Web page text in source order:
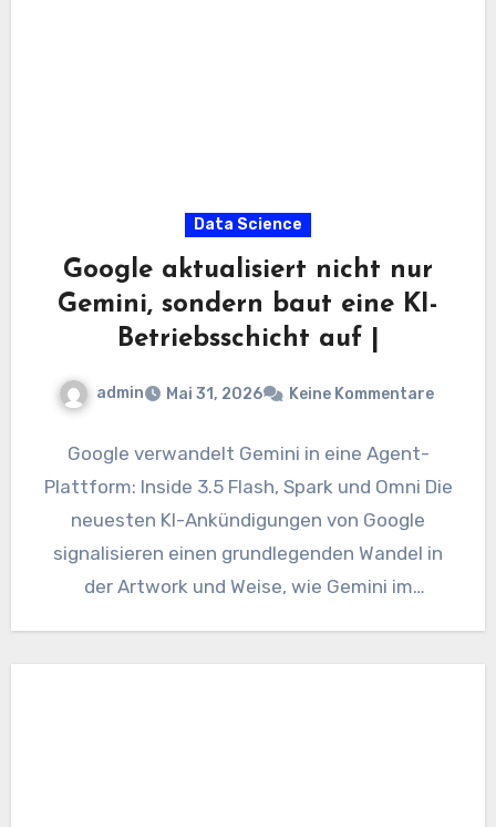
Data Science
Google aktualisiert nicht nur
Gemini, sondern baut eine KI-
Betriebsschicht auf |
admin Mai 31, 2026 Keine Kommentare
Google verwandelt Gemini in eine Agent-
Plattform: Inside 3.5 Flash, Spark und Omni Die
neuesten KI-Ankündigungen von Google
signalisieren einen grundlegenden Wandel in
der Artwork und Weise, wie Gemini im